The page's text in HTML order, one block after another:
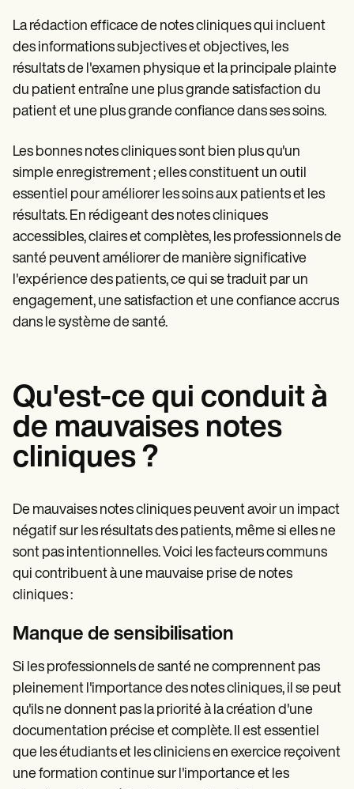
La rédaction efficace de notes cliniques qui incluent
des informations subjectives et objectives, les
résultats de l'examen physique et la principale plainte
du patient entraîne une plus grande satisfaction du
patient et une plus grande confiance dans ses soins.
Les bonnes notes cliniques sont bien plus qu'un
simple enregistrement ; elles constituent un outil
essentiel pour améliorer les soins aux patients et les
résultats. En rédigeant des notes cliniques
accessibles, claires et complètes, les professionnels de
santé peuvent améliorer de manière significative
l'expérience des patients, ce qui se traduit par un
engagement, une satisfaction et une confiance accrus
dans le système de santé.
Qu'est-ce qui conduit à
de mauvaises notes
cliniques ?
De mauvaises notes cliniques peuvent avoir un impact
négatif sur les résultats des patients, même si elles ne
sont pas intentionnelles. Voici les facteurs communs
qui contribuent à une mauvaise prise de notes
cliniques :
Manque de sensibilisation
Si les professionnels de santé ne comprennent pas
pleinement l'importance des notes cliniques, il se peut
qu'ils ne donnent pas la priorité à la création d'une
documentation précise et complète. Il est essentiel
que les étudiants et les cliniciens en exercice reçoivent
une formation continue sur l'importance et les